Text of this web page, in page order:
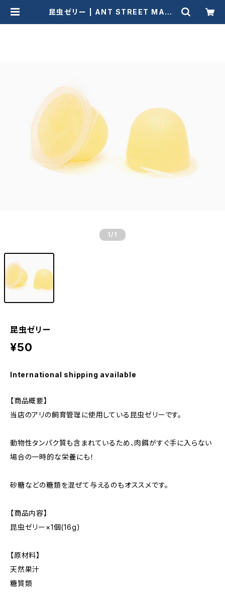
昆虫ゼリー | ANT STREET MARK
1 /1
昆虫ゼリー
¥50
International shipping available
【商品概要】
当店のアリの飼育管理に使用している昆虫ゼリーです。
動物性タンパク質も含まれているため、肉餌がすぐ手に入らない
場合の一時的な栄養にも！
砂糖などの糖類を混ぜて与えるのもオススメです。
【商品内容】
昆虫ゼリー×1個(16g)
【原材料】
天然果汁
糖質類